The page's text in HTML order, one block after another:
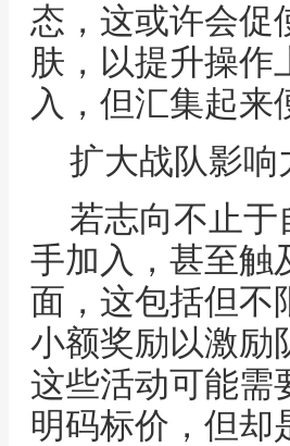
态，这或许会促
肤，以提升操作
入，但汇集起来
扩大战队影响
若志向不止于
手加入，甚至触
面，这包括但不
小额奖励以激励
这些活动可能需
明码标价，但却